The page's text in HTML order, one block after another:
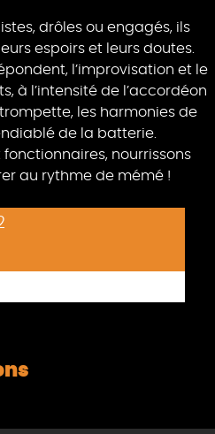
drôles ou engagés, ils
espoirs et leurs doutes.
l’improvisation et le
à l’intensité de l’accordéon
les harmonies de
de la batterie.
nourrissons
au rythme de mémé !